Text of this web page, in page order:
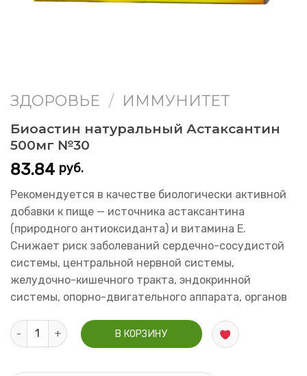
ЗДОРОВЬЕ / ИММУНИТЕТ
Биоастин натуральный Астаксантин
500мг №30
83.84 руб.
Рекомендуется в качестве биологически активной
добавки к пище — источника астаксантина
(природного антиоксиданта) и витамина Е.
Снижает риск заболеваний сердечно-сосудистой
системы, центральной нервной системы,
желудочно-кишечного тракта, эндокринной
системы, опорно-двигательного аппарата, органов
Количество Биоастин натуральный Астаксантин 500мг №30
В КОРЗИНУ